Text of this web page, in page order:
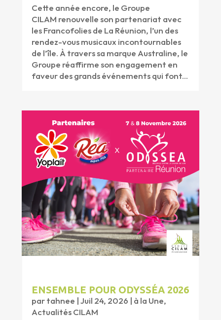
Cette année encore, le Groupe
CILAM renouvelle son partenariat avec
les Francofolies de La Réunion, l’un des
rendez-vous musicaux incontournables
de l’île. À travers sa marque Australine, le
Groupe réaffirme son engagement en
faveur des grands événements qui font...
ENSEMBLE POUR ODYSSÉA 2026
partahnee |Juil 24, 2026 | à la Une,
Actualités CILAM